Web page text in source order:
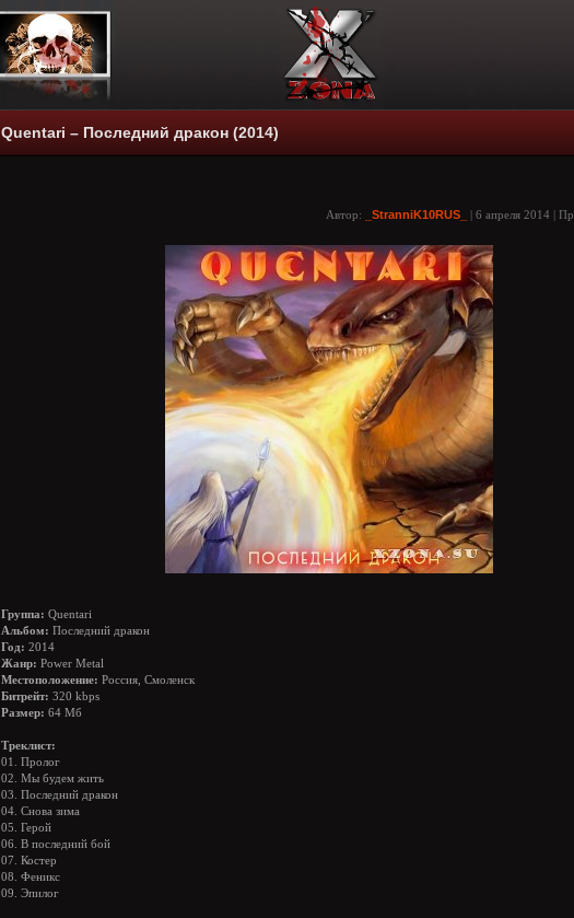
Quentari – Последний дракон (2014)
Автор: _StranniK10RUS_ | 6 апреля 2014 |
Группа: Quentari
Альбом: Последний дракон
Год: 2014
Жанр: Power Metal
Местоположение: Россия, Смоленск
Битрейт: 320 kbps
Размер: 64 Мб
Треклист:
01. Пролог
02. Мы будем жить
03. Последний дракон
04. Снова зима
05. Герой
06. В последний бой
07. Костер
08. Феникс
09. Эпилог